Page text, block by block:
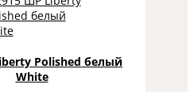
Polished белый
White